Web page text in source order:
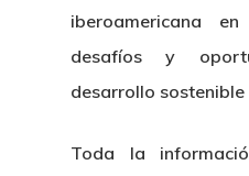
iberoamericana
desafíos y
desarrollo sostenible
Toda la